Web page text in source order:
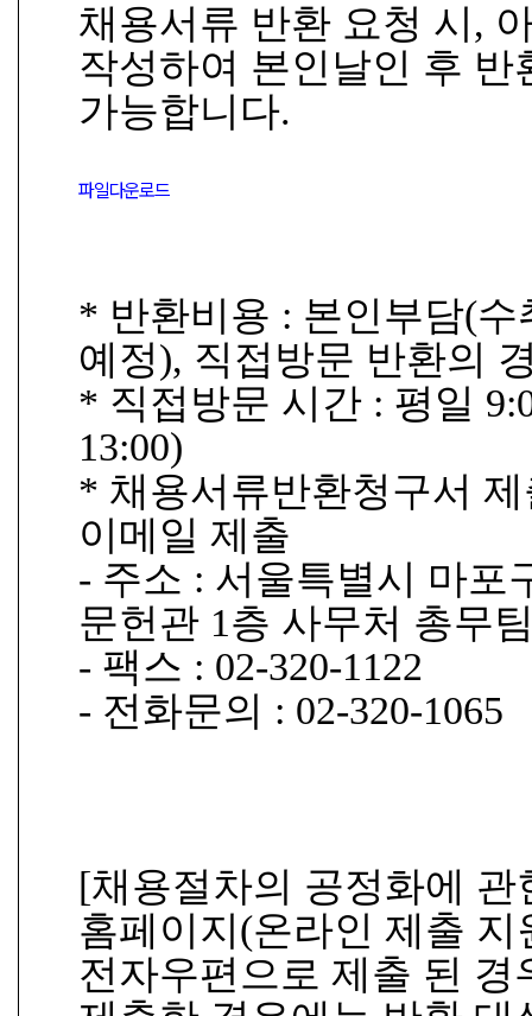
채용서류 반환 요청 시,
작성하여 본인날인 후
가능합니다.
파일다운로드
* 반환비용 : 본인부담(
예정), 직접방문 반환의
* 직접방문 시간 : 평일
13:00)
* 채용서류반환청구서
이메일 제출
- 주소 : 서울특별시 마포
문헌관 1층 사무처 총무
- 팩스 : 02-320-1122
- 전화문의 : 02-320-1065
[채용절차의 공정화에
홈페이지(온라인 제출
전자우편으로 제출 된